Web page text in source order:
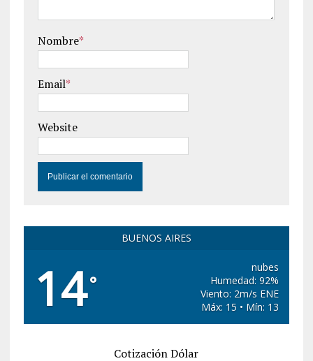
Nombre*
Email*
Website
BUENOS AIRES
14°
nubes
Humedad: 92%
Viento: 2m/s ENE
Máx: 15 • Mín: 13
Cotización Dólar